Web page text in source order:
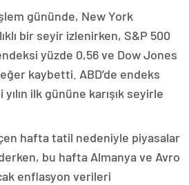
gününde, New York
bir seyir izlenirken, S&P 500
yüzde 0,56 ve Dow Jones
kaybetti. ABD’de endeks
ilk gününe karışık seyirle
hafta tatil nedeniyle piyasalar
bu hafta Almanya ve Avro
enflasyon verileri